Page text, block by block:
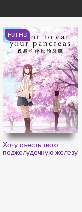
Full HD
Хочу съесть твою
поджелудочную железу